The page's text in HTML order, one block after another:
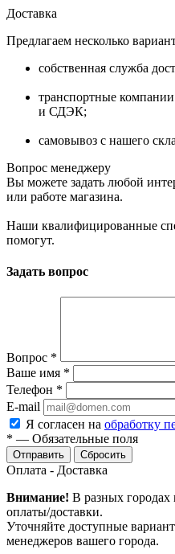
Доставка
Предлагаем несколько
собственная служба
транспортные
и СДЭК;
самовывоз с нашего
Вопрос менеджеру
Вы можете задать любой
или работе магазина.
Наши квалифицированные
помогут.
Задать вопрос
Вопрос *
Ваше имя *
Телефон *
E-mail
Я согласен на обработку
* — Обязательные поля
Сбросить
Оплата - Доставка
Внимание! В разных городах
оплаты/доставки.
Уточняйте доступные
менеджеров вашего города.